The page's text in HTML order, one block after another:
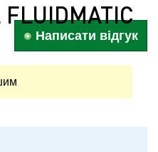
FLUIDMATIC
Написати відгук